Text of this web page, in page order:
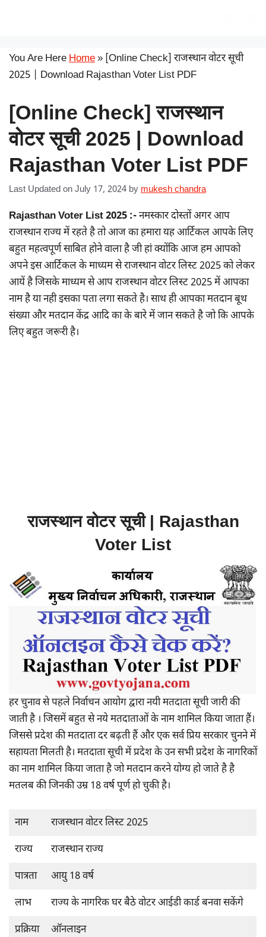
You Are HereHome» [Online Check] राजस्थान वोटर सूची
2025 | Download Rajasthan Voter List PDF
[Online Check] राजस्थान
वोटर सूची 2025 | Download
Rajasthan Voter List PDF
Last Updated on July 17, 2024 by mukesh chandra
Rajasthan Voter List 2025 :-नमस्कार दोस्तों अगर आप
राजस्थान राज्य में रहते है तो आज का हमारा यह आर्टिकल आपके लिए
बहुत महत्वपूर्ण साबित होने वाला है जी हां क्योंकि आज हम आपको
अपने इस आर्टिकल के माध्यम से राजस्थान वोटर लिस्ट 2025 को लेकर
आयें है जिसके माध्यम से आप राजस्थान वोटर लिस्ट 2025 में आपका
नाम है या नही इसका पता लगा सकते है। साथ ही आपका मतदान बूथ
संख्या और मतदान केंद्र आदि का के बारे में जान सकते है जो कि आपके
लिए बहुत जरूरी है।
राजस्थान वोटर सूची | Rajasthan
Voter List
हर चुनाव से पहले निर्वाचन आयोग द्वारा नयी मतदाता सूची जारी की
जाती है । जिसमें बहुत से नये मतदाताओं के नाम शामिल किया जाता हैं।
जिससे प्रदेश की मतदाता दर बढ़ती हैं और एक सर्व प्रिय सरकार चुनने में
सहायता मिलती है। मतदाता सूची में प्रदेश के उन सभी प्रदेश के नागरिकों
का नाम शामिल किया जाता है जो मतदान करने योग्य हो जाते है है
मतलब की जिनकी उम्र 18 वर्ष पूर्ण हो चुकी है।
नाम राजस्थान वोटर लिस्ट 2025
राज्य राजस्थान राज्य
पात्रता आयु 18 वर्ष
लाभ राज्य के नागरिक घर बैठे वोटर आईडी कार्ड बनवा सकेंगे
प्रक्रिया ऑनलाइन